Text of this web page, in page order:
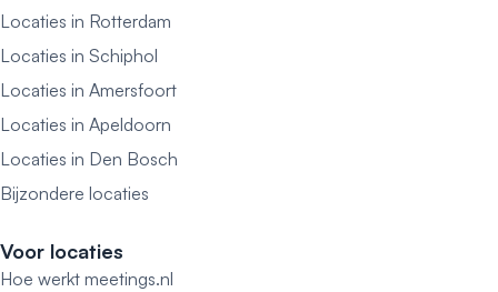
Locaties in Rotterdam
Locaties in Schiphol
Locaties in Amersfoort
Locaties in Apeldoorn
Locaties in Den Bosch
Bijzondere locaties
Voor locaties
Hoe werkt meetings.nl